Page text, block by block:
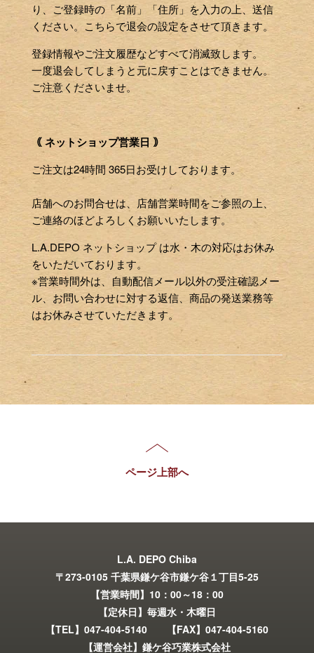
り、ご登録時の「名前」「住所」を入力の上、送信
ください。こちらで退会の設定をさせて頂きます。
登録情報やご注文履歴などすべて消滅致します。
一度退会してしまうと元に戻すことはできません。
ご注意くださいませ。
｟ ネットショップ営業日 ｠
ご注文は24時間 365日お受けしております。
店舗へのお問合せは、店舗営業時間をご参照の上、
ご連絡のほどよろしくお願いいたします。
L.A.DEPO ネットショップ は水・木の対応はお休み
をいただいております。
※営業時間外は、自動配信メール以外の受注確認メー
ル、お問い合わせに対する返信、商品の発送業務等
はお休みさせていただきます。
ページ上部へ
L.A. DEPO Chiba
〒273-0105 千葉県鎌ケ谷市鎌ケ谷１丁目5-25
【営業時間】10：00～18：00
【定休日】毎週水・木曜日
【TEL】047-404-5140 【FAX】047-404-5160
【運営会社】鎌ケ谷巧業株式会社